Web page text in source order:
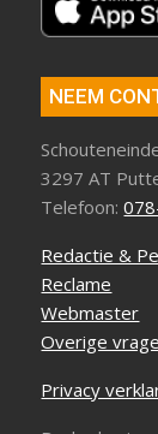
NEEM
3297 AT
Telefoon:
Redactie &
Reclame
Webmaster
Overige
Privacy